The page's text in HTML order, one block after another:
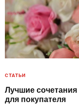
СТАТЬИ
Лучшие
для покупателя